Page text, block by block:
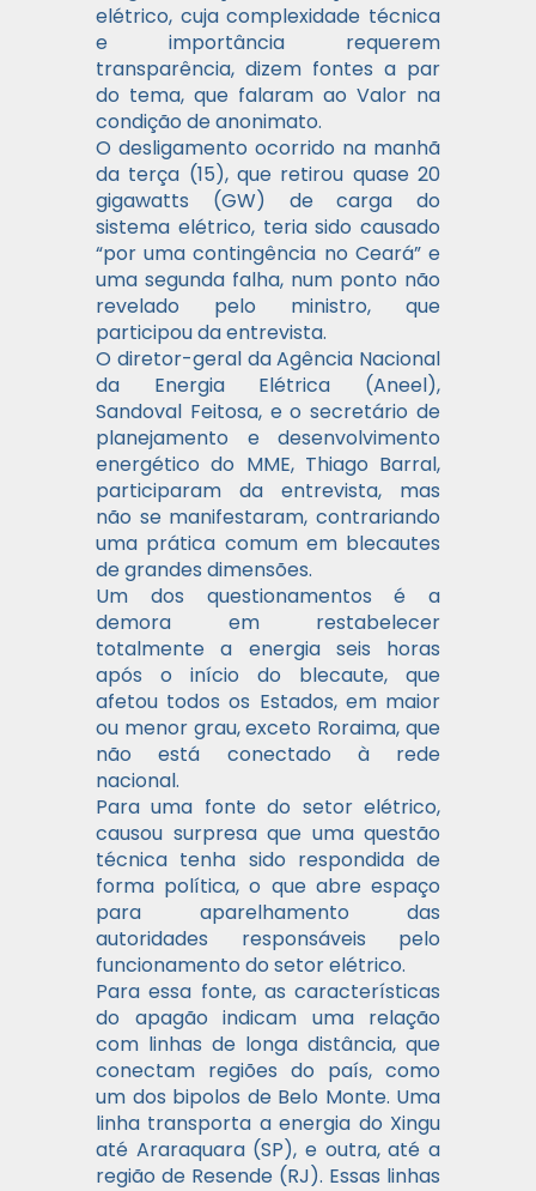
elétrico, cuja complexidade técnica
e importância requerem
transparência, dizem fontes a par
do tema, que falaram ao Valor na
condição de anonimato.
O desligamento ocorrido na manhã
da terça (15), que retirou quase 20
gigawatts (GW) de carga do
sistema elétrico, teria sido causado
“por uma contingência no Ceará” e
uma segunda falha, num ponto não
revelado pelo ministro, que
participou da entrevista.
O diretor-geral da Agência Nacional
da Energia Elétrica (Aneel),
Sandoval Feitosa, e o secretário de
planejamento e desenvolvimento
energético do MME, Thiago Barral,
participaram da entrevista, mas
não se manifestaram, contrariando
uma prática comum em blecautes
de grandes dimensões.
Um dos questionamentos é a
demora em restabelecer
totalmente a energia seis horas
após o início do blecaute, que
afetou todos os Estados, em maior
ou menor grau, exceto Roraima, que
não está conectado à rede
nacional.
Para uma fonte do setor elétrico,
causou surpresa que uma questão
técnica tenha sido respondida de
forma política, o que abre espaço
para aparelhamento das
autoridades responsáveis pelo
funcionamento do setor elétrico.
Para essa fonte, as características
do apagão indicam uma relação
com linhas de longa distância, que
conectam regiões do país, como
um dos bipolos de Belo Monte. Uma
linha transporta a energia do Xingu
até Araraquara (SP), e outra, até a
região de Resende (RJ). Essas linhas